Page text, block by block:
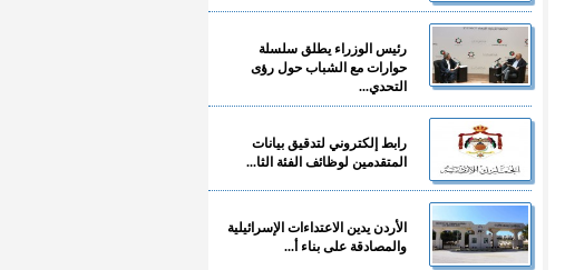
رئيس الوزراء يطلق سلسلة
حوارات مع الشباب حول رؤى
التحدي...
رابط إلكتروني لتدقيق بيانات
المتقدمين لوظائف الفئة الثا...
الأردن يدين الاعتداءات الإسرائيلية
والمصادقة على بناء أ...